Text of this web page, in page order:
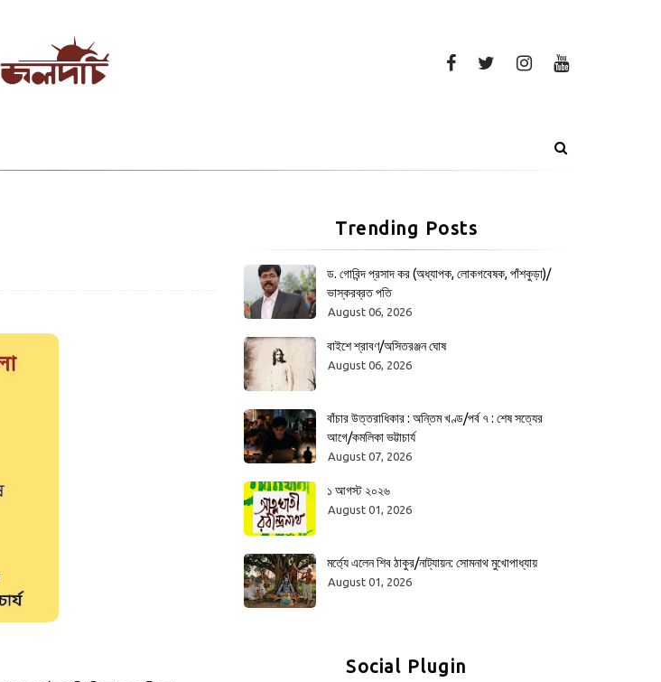
Trending Posts
ড. গোবিন্দ প্রসাদ কর (অধ্যাপক, লোকগবেষক, পাঁশকুড়া)/
ভাস্করব্রত পতি
August 06, 2026
বাইশে শ্রাবণ/অসিতরঞ্জন ঘোষ
August 06, 2026
বাঁচার উত্তরাধিকার : অন্তিম খণ্ড/পর্ব ৭ : শেষ সত্যের
আগে/কমলিকা ভট্টাচার্য
August 07, 2026
১ আগস্ট ২০২৬
August 01, 2026
মর্ত্যে এলেন শিব ঠাকুর/নাট্যায়ন: সোমনাথ মুখোপাধ্যায়
August 01, 2026
Social Plugin